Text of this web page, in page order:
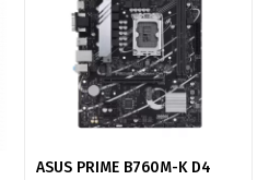
ASUS PRIME B760M-K D4